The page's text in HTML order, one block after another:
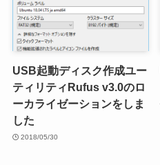
USB起動ディスク作成ユー
ティリティRufus v3.0のロ
ーカライゼーションをしま
した
2018/05/30